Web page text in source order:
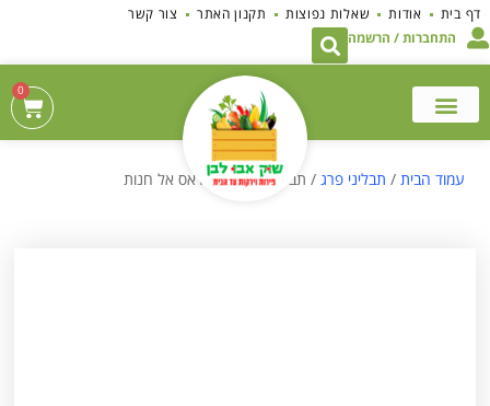
לתוכן
דף בית אודות שאלות נפוצות תקנון האתר
צור קשר
התחברות / הרשמה
0
עמוד הבית / תבליני פרג / תבלין לקציצות – ראס אל חנות